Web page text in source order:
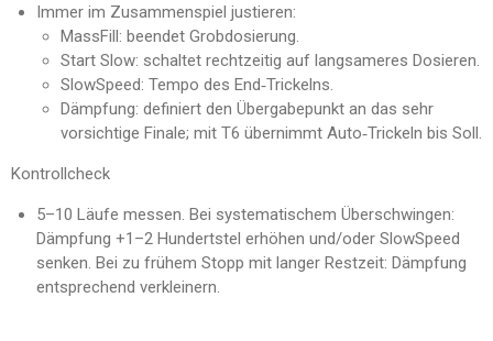
Immer im Zusammenspiel justieren:
MassFill: beendet Grobdosierung.
Start Slow: schaltet rechtzeitig auf langsameres Dosieren.
SlowSpeed: Tempo des End‑Trickelns.
Dämpfung: definiert den Übergabepunkt an das sehr
vorsichtige Finale; mit T6 übernimmt Auto‑Trickeln bis Soll.
Kontrollcheck
5–10 Läufe messen. Bei systematischem Überschwingen:
Dämpfung +1–2 Hundertstel erhöhen und/oder SlowSpeed
senken. Bei zu frühem Stopp mit langer Restzeit: Dämpfung
entsprechend verkleinern.